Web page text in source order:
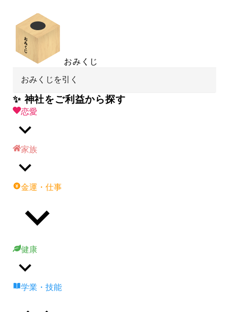
おみくじ
おみくじを引く
✨ 神社をご利益から探す
恋愛
家族
金運・仕事
健康
学業・技能